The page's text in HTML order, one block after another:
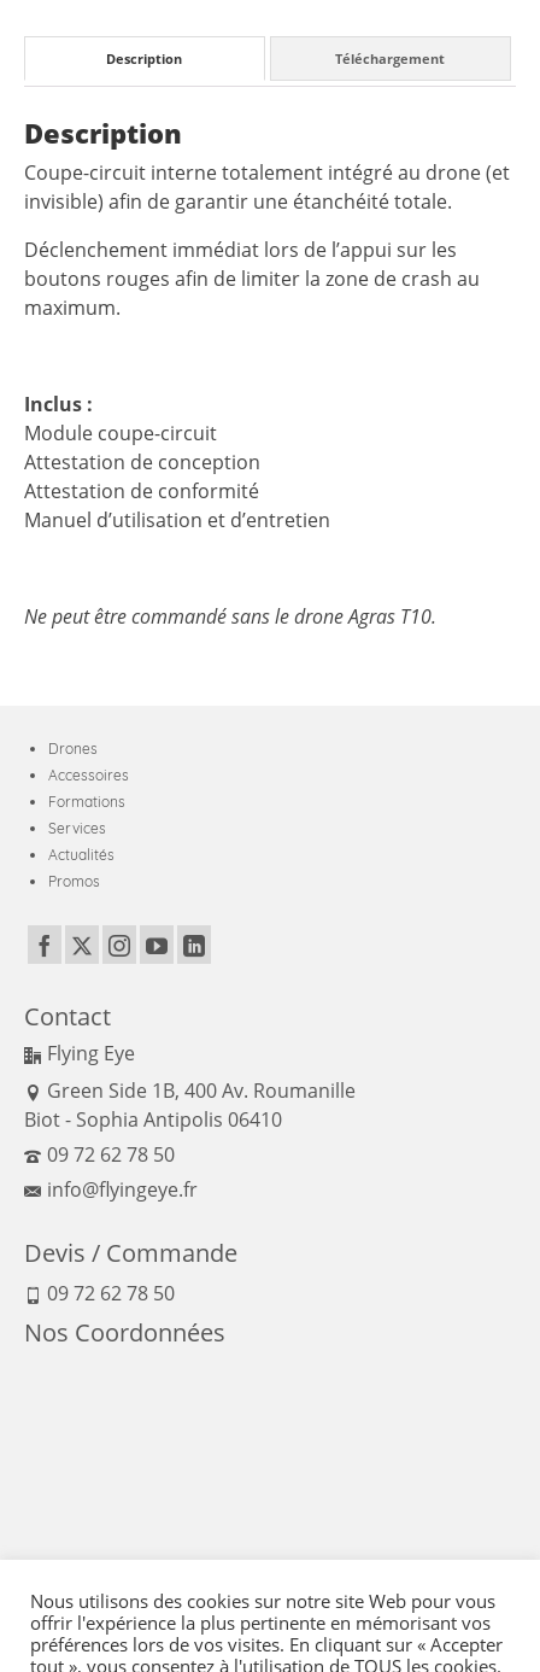
Description Téléchargement
Description
Coupe-circuit interne totalement intégré au drone (et
invisible) afin de garantir une étanchéité totale.
Déclenchement immédiat lors de l’appui sur les
boutons rouges afin de limiter la zone de crash au
maximum.
Inclus :
Module coupe-circuit
Attestation de conception
Attestation de conformité
Manuel d’utilisation et d’entretien
Ne peut être commandé sans le drone Agras T10.
Drones
Accessoires
Formations
Services
Actualités
Promos
Contact
Flying Eye
Green Side 1B, 400 Av. Roumanille
Biot - Sophia Antipolis 06410
09 72 62 78 50
info@flyingeye.fr
Devis / Commande
09 72 62 78 50
Nos Coordonnées
Nous utilisons des cookies sur notre site Web pour vous
offrir l'expérience la plus pertinente en mémorisant vos
préférences lors de vos visites. En cliquant sur « Accepter
tout », vous consentez à l'utilisation de TOUS les cookies.